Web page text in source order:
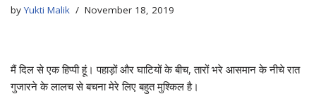
byYukti Malik November 18, 2019
मैं दिल से एक हिप्पी हूं। पहाड़ों और घाटियों के बीच, तारों भरे आसमान के नीचे रात
गुजारने के लालच से बचना मेरे लिए बहुत मुश्किल है।